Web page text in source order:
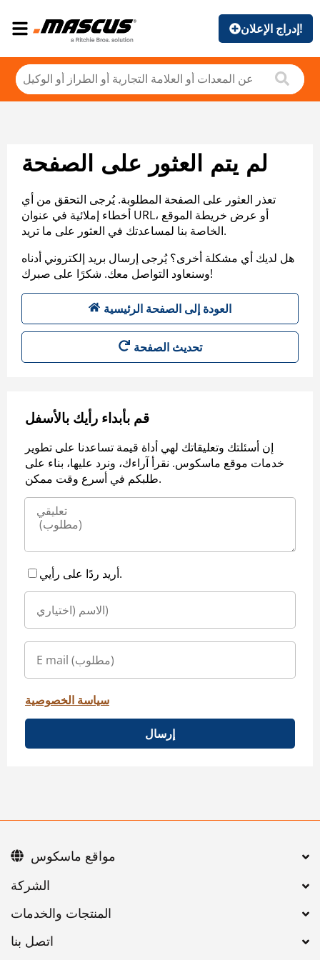
إدراج الإعلان!
لم يتم العثور على الصفحة
تعذر العثور على الصفحة المطلوبة. يُرجى التحقق من أي
أخطاء إملائية في عنوان URL، أو عرض خريطة الموقع
الخاصة بنا لمساعدتك في العثور على ما تريد.
هل لديك أي مشكلة أخرى؟ يُرجى إرسال بريد إلكتروني أدناه
وسنعاود التواصل معك. شكرًا على صبرك!
العودة إلى الصفحة الرئيسية
تحديث الصفحة
قم بأبداء رأيك بالأسفل
إن أسئلتك وتعليقاتك لهي أداة قيمة تساعدنا على تطوير
خدمات موقع ماسكوس. نقرأ آراءك، ونرد عليها، بناء على
طلبكم في أسرع وقت ممكن.
أريد ردًا على رأيي.
سياسة الخصوصية
إرسال
اتصل بنا
مواقع ماسكوس